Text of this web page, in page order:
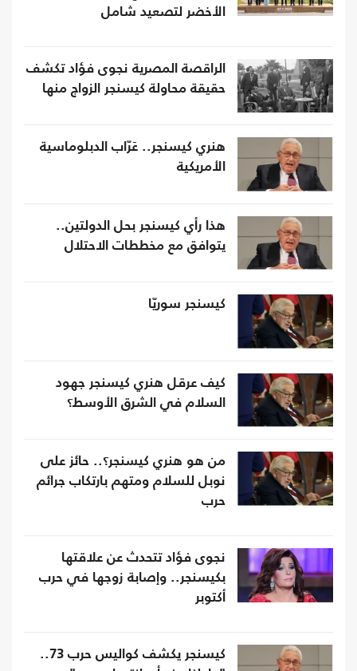
الأخضر لتصعيد شامل
الراقصة المصرية نجوى فؤاد تكشف
حقيقة محاولة كيسنجر الزواج منها
هنري كيسنجر.. عَرّاب الدبلوماسية
الأمريكية
هذا رأي كيسنجر بحل الدولتين..
يتوافق مع مخططات الاحتلال
كيسنجر سوريّا
كيف عرقل هنري كيسنجر جهود
السلام في الشرق الأوسط؟
من هو هنري كيسنجر؟.. حائز على
نوبل للسلام ومتهم بارتكاب جرائم
حرب
نجوى فؤاد تتحدث عن علاقتها
بكيسنجر.. وإصابة زوجها في حرب
أكتوبر
كيسنجر يكشف كواليس حرب 73..